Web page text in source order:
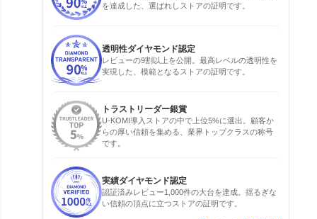
を達成した、選ばれしストアの証明です。
透明性ダイヤモンド認定
レビューの9割以上を公開。最高レベルの透明性を
実現した、模範となるストアの証明です。
トラストリーダー銀賞
U-KOMI導入ストアの中で上位5%に選出。顧客か
らの厚い信頼を集める、業界トップクラスの称号
です。
実績ダイヤモンド認定
認証済みレビュー1,000件の大台を達成。揺るぎな
い信頼の頂点に立つストアの証明です。